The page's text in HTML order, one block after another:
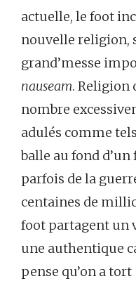
actuelle, le foot
nouvelle religion,
grand’messe
nauseam. Religion
nombre
adulés comme
balle au fond
parfois de la
centaines de
foot partagent un
une authentique
pense qu’on a